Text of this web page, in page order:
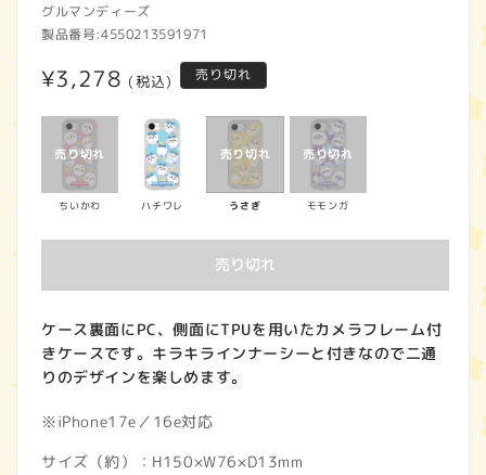
グルマンディーズ
製品番号:4550213591971
通
常
価
¥3,278 (税込) 売り切れ
ちいかわ ハチワレ うさぎ モモンガ
売り切れ
ケース裏面にPC、側面にTPUを用いたカメラフレーム付
きケースです。キラキラインナーシーと付きなので二通
りのデザインを楽しめます。
※iPhone17e／16e対応
サイズ（約）：H150×W76×D13mm